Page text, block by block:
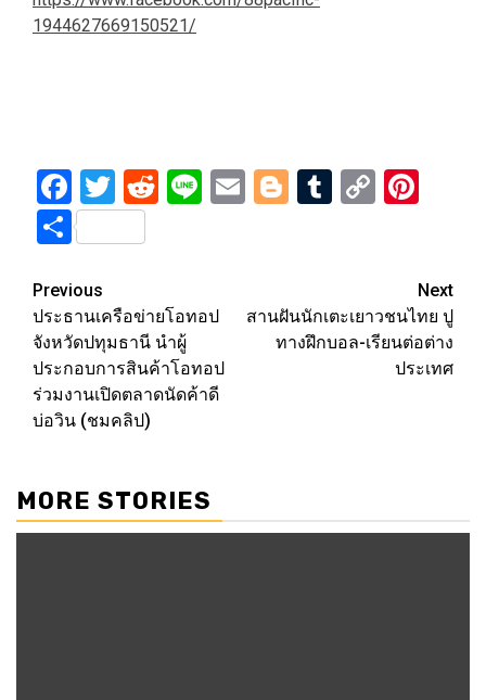
1944627669150521/
Facebook
Twitter
Reddit
LineEmailBlogger
Tumblr
Copy
Share
Post
navigation
Previous
ประธานเครือข่ายโอทอป
จังหวัดปทุมธานี นำผู้
ประกอบการสินค้าโอทอป
ร่วมงานเปิดตลาดนัดค้าดี
บ่อวิน (ชมคลิป)
Next
สานฝันนักเตะเยาวชนไทย ปู
ทางฝึกบอล-เรียนต่อต่าง
ประเทศ
MORE STORIES